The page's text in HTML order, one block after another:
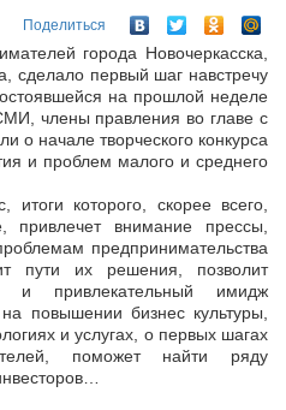
Поделиться
города Новочеркасска,
сделало первый шаг навстречу
на прошлой неделе
члены правления во главе с
о начале творческого конкурса
и проблем малого и среднего
итоги которого, скорее всего,
привлечет внимание прессы,
предпринимательства
пути их решения, позволит
и привлекательный имидж
повышении бизнес культуры,
и услугах, о первых шагах
поможет найти ряду